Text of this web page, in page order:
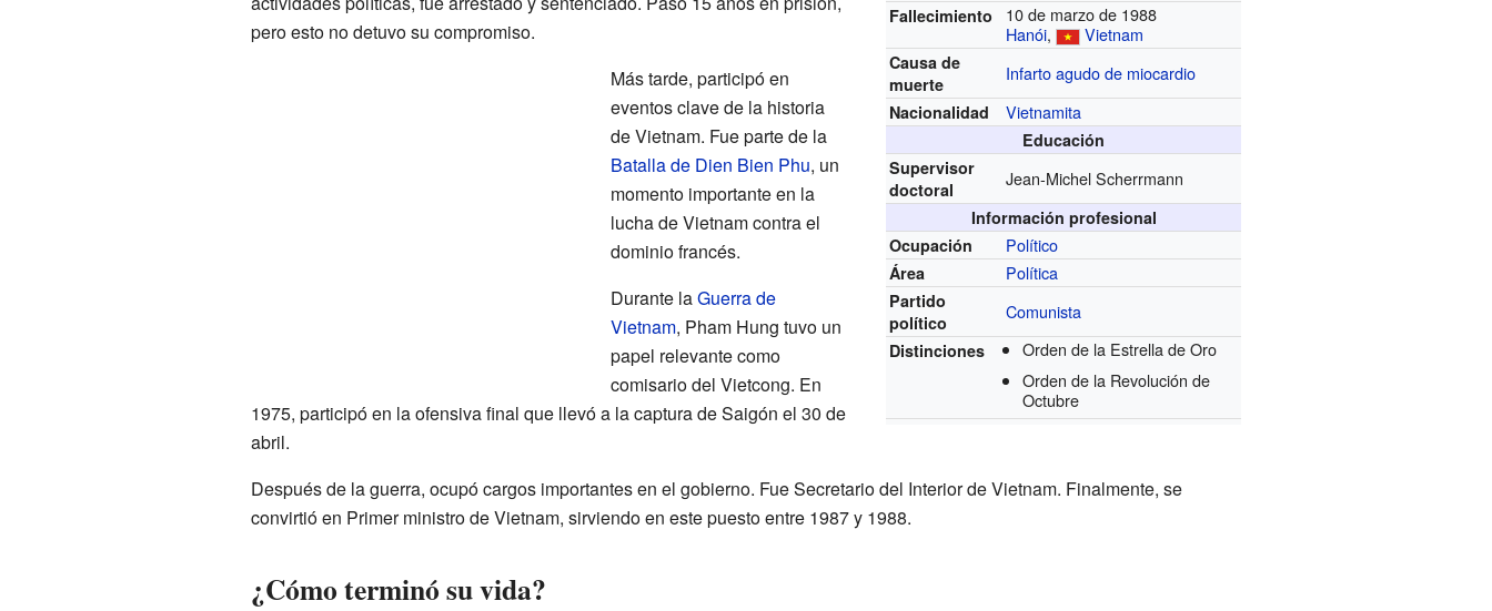
Fallecimiento
10 de marzo de 1988
Hanói, Vietnam
Causa de
muerte
Infarto agudo de miocardio
Nacionalidad Vietnamita
Educación
Supervisor
doctoral
Jean-Michel Scherrmann
Información profesional
Ocupación
Político
Área Política
Partido
político
Comunista
Distinciones
Orden de la Estrella de Oro
Orden de la Revolución de
Octubre
pero esto no detuvo su compromiso.
Más tarde, participó en
eventos clave de la historia
de Vietnam. Fue parte de la
Batalla de Dien Bien Phu, un
momento importante en la
lucha de Vietnam contra el
dominio francés.
Durante laGuerra de
Vietnam, Pham Hung tuvo un
papel relevante como
comisario del Vietcong. En
1975, participó en la ofensiva final que llevó a la captura de Saigón el 30 de
abril.
Después de la guerra, ocupó cargos importantes en el gobierno. Fue Secretario del Interior de Vietnam. Finalmente, se
convirtió en Primer ministro de Vietnam, sirviendo en este puesto entre 1987 y 1988.
¿Cómo terminó su vida?